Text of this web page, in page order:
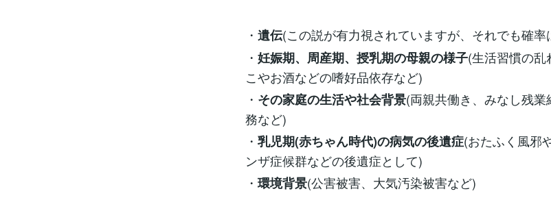
・ 遺伝(この説が有力視されていますが、それでも確率
・ 妊娠期、周産期、授乳期の母親の様子(生活習慣の
こやお酒などの嗜好品依存など)
・ その家庭の生活や社会背景(両親共働き、みなし残
務など)
・ 乳児期(赤ちゃん時代)の病気の後遺症(おたふく風邪
ンザ症候群などの後遺症として)
・ 環境背景(公害被害、大気汚染被害など)